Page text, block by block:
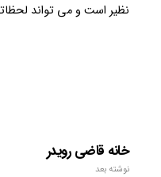
نظیر است و می تواند
خانه قاضی رویدر
نوشته بعد